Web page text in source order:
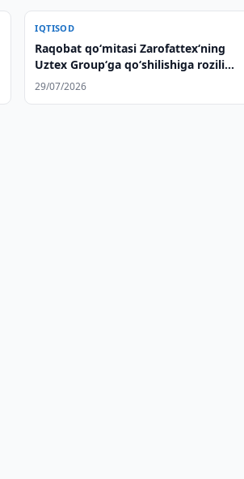
IQTISOD
Raqobat qo‘mitasi Zarofattex‘ning
Uztex Group‘ga qo‘shilishiga rozilik
berdi
29/07/2026